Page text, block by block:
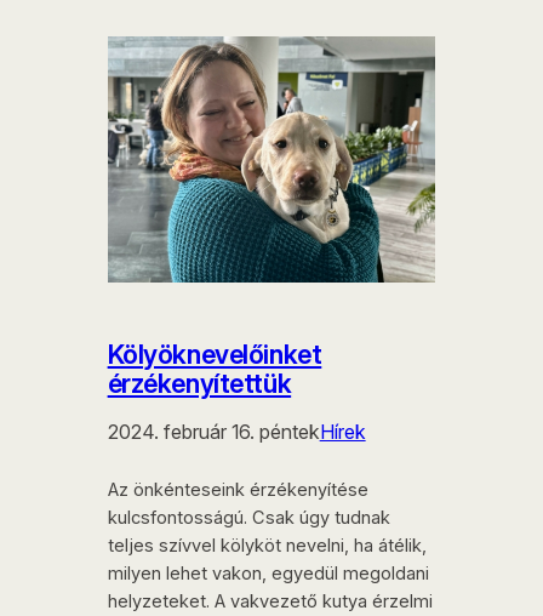
Kölyöknevelőinket
érzékenyítettük
2024. február 16. péntekHírek
Az önkénteseink érzékenyítése
kulcsfontosságú. Csak úgy tudnak
teljes szívvel kölyköt nevelni, ha átélik,
milyen lehet vakon, egyedül megoldani
helyzeteket. A vakvezető kutya érzelmi